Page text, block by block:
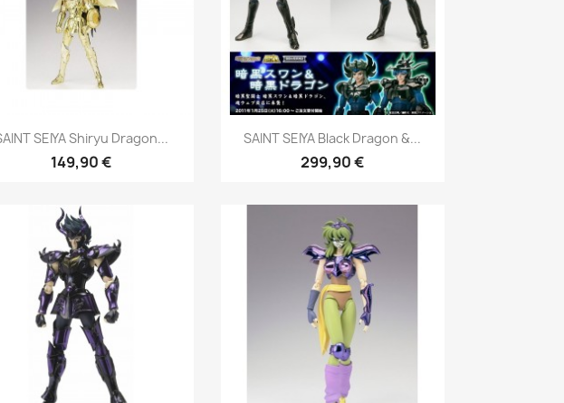
Aperçu rapide
SEIYA Shiryu Dragon...
149,90 €
Aperçu rapide
SAINT SEIYA Black Dragon &...
299,90 €